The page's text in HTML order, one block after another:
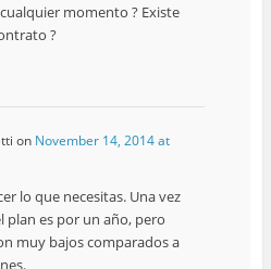
momento ? Existe
?
on November 14, 2014 at
lo que necesitas. Una vez
plan es por un año, pero
muy bajos comparados a